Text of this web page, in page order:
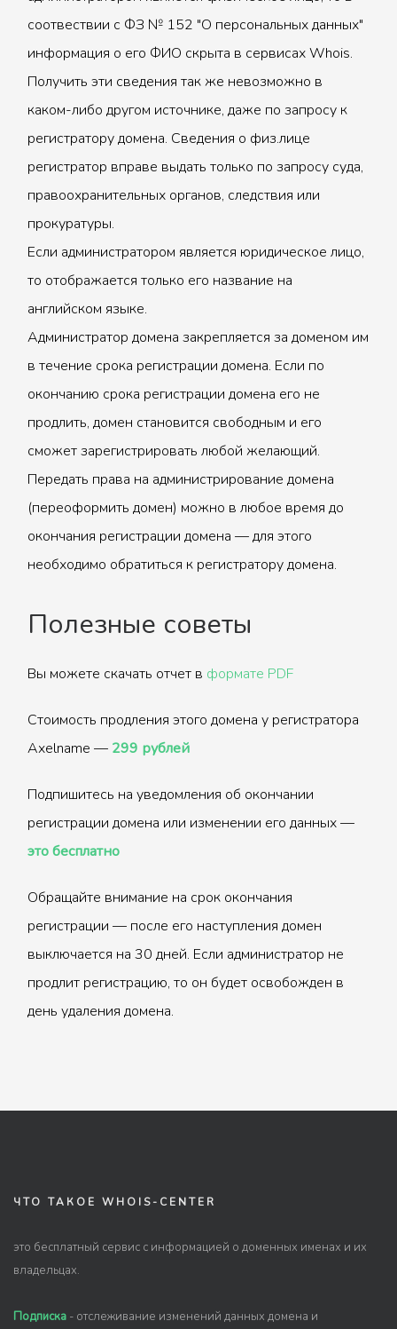
соотвествии с ФЗ № 152 "О персональных данных"
информация о его ФИО скрыта в сервисах Whois.
Получить эти сведения так же невозможно в
каком-либо другом источнике, даже по запросу к
регистратору домена. Сведения о физ.лице
регистратор вправе выдать только по запросу суда,
правоохранительных органов, следствия или
прокуратуры.
Если администратором является юридическое лицо,
то отображается только его название на
английском языке.
Администратор домена закрепляется за доменом им
в течение срока регистрации домена. Если по
окончанию срока регистрации домена его не
продлить, домен становится свободным и его
сможет зарегистрировать любой желающий.
Передать права на администрирование домена
(переоформить домен) можно в любое время до
окончания регистрации домена — для этого
необходимо обратиться к регистратору домена.
Полезные советы
Вы можете скачать отчет в формате PDF
Стоимость продления этого домена у регистратора
Axelname — 299 рублей
Подпишитесь на уведомления об окончании
регистрации домена или изменении его данных —
это бесплатно
Обращайте внимание на срок окончания
регистрации — после его наступления домен
выключается на 30 дней. Если администратор не
продлит регистрацию, то он будет освобожден в
день удаления домена.
ЧТО ТАКОЕ WHOIS-CENTER
это бесплатный сервис с информацией о доменных именах и их
владельцах.
Подписка - отслеживание изменений данных домена и